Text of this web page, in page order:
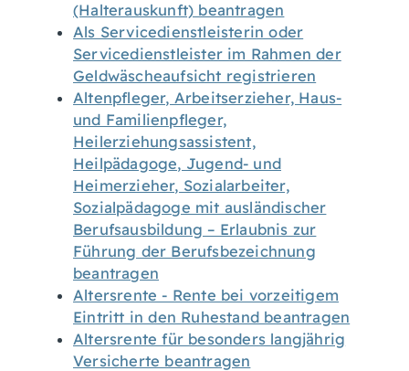
(Halterauskunft) beantragen
Als Servicedienstleisterin oder
Servicedienstleister im Rahmen der
Geldwäscheaufsicht registrieren
Altenpfleger, Arbeitserzieher, Haus-
und Familienpfleger,
Heilerziehungsassistent,
Heilpädagoge, Jugend- und
Heimerzieher, Sozialarbeiter,
Sozialpädagoge mit ausländischer
Berufsausbildung – Erlaubnis zur
Führung der Berufsbezeichnung
beantragen
Altersrente - Rente bei vorzeitigem
Eintritt in den Ruhestand beantragen
Altersrente für besonders langjährig
Versicherte beantragen